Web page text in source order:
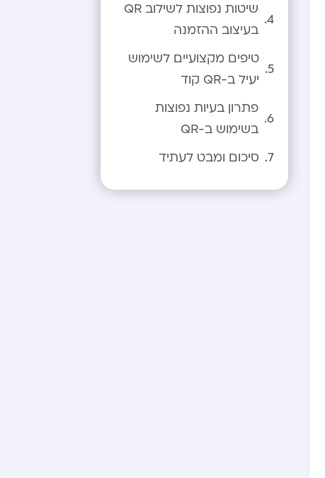
שיטות נפוצות לשילוב QR
בעיצוב ההזמנה
טיפים מקצועיים לשימוש
יעיל ב-QR קוד
פתרון בעיות נפוצות
בשימוש ב-QR
סיכום ומבט לעתיד